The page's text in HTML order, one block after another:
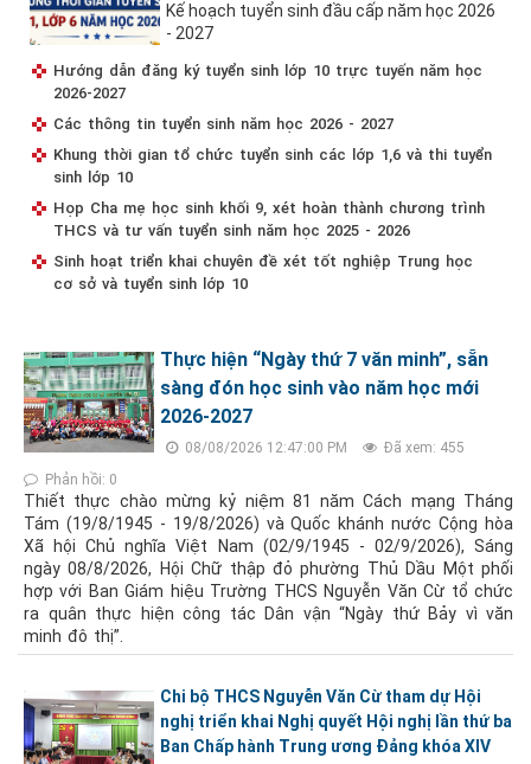
Kế hoạch tuyển sinh đầu cấp năm học 2026
- 2027
Hướng dẫn đăng ký tuyển sinh lớp 10 trực tuyến năm học
2026-2027
Các thông tin tuyển sinh năm học 2026 - 2027
Khung thời gian tổ chức tuyển sinh các lớp 1,6 và thi tuyển
sinh lớp 10
Họp Cha mẹ học sinh khối 9, xét hoàn thành chương trình
THCS và tư vấn tuyển sinh năm học 2025 - 2026
Sinh hoạt triển khai chuyên đề xét tốt nghiệp Trung học
cơ sở và tuyển sinh lớp 10
Thực hiện “Ngày thứ 7 văn minh”, sẵn
sàng đón học sinh vào năm học mới
2026-2027
08/08/2026 12:47:00 PM
Đã xem: 455
Phản hồi: 0
Thiết thực chào mừng kỷ niệm 81 năm Cách mạng Tháng
Tám (19/8/1945 - 19/8/2026) và Quốc khánh nước Cộng hòa
Xã hội Chủ nghĩa Việt Nam (02/9/1945 - 02/9/2026), Sáng
ngày 08/8/2026, Hội Chữ thập đỏ phường Thủ Dầu Một phối
hợp với Ban Giám hiệu Trường THCS Nguyễn Văn Cừ tổ chức
ra quân thực hiện công tác Dân vận “Ngày thứ Bảy vì văn
minh đô thị”.
Chi bộ THCS Nguyễn Văn Cừ tham dự Hội
nghị triển khai Nghị quyết Hội nghị lần thứ ba
Ban Chấp hành Trung ương Đảng khóa XIV